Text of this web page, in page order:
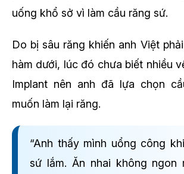
uống khổ sở vì làm cầu răng sứ.
Do bị sâu răng khiến anh Việt
hàm dưới, lúc đó chưa biết nhiều
Implant nên anh đã lựa chọn
muốn làm lại răng.
“Anh thấy mình uổng công
sứ lắm. Ăn nhai không ngon